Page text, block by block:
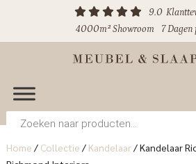
9.0
4000m² Showroom
7 Dagen
Producten
zoeken
Home / Collectie / Kandelaar/Kandelaar